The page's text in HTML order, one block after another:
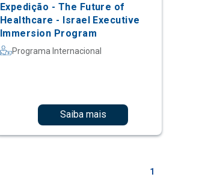
Expedição - The Future of
Healthcare - Israel Executive
Immersion Program
Programa Internacional
Saiba mais
1